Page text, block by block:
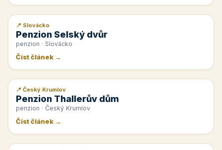
📰 PR článek
📍 Slovácko
Penzion Selský dvůr
penzion · Slovácko
Číst článek →
📰 PR článek
📍 Český Krumlov
Penzion Thallerův dům
penzion · Český Krumlov
Číst článek →